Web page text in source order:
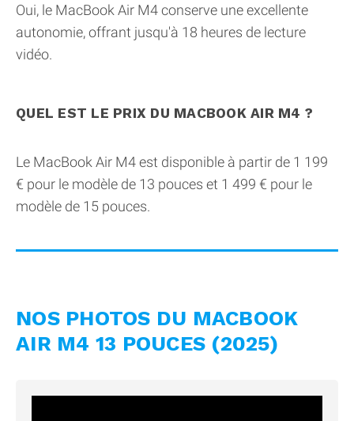
Oui, le MacBook Air M4 conserve une excellente
autonomie, offrant jusqu'à 18 heures de lecture
vidéo.
QUEL EST LE PRIX DU MACBOOK AIR M4 ?
Le MacBook Air M4 est disponible à partir de 1 199
€ pour le modèle de 13 pouces et 1 499 € pour le
modèle de 15 pouces.
NOS PHOTOS DU MACBOOK
AIR M4 13 POUCES (2025)